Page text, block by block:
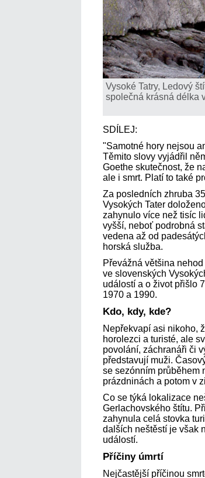
Vysoké Tatry, Ledový
společná krásná délka
SDÍLEJ:
"Samotné hory nejsou
Těmito slovy vyjádřil
Goethe skutečnost, že
ale i smrt. Platí to také
Za posledních zhruba
Vysokých Tater
zahynulo více než tisíc
vyšší, neboť podrobná
vedena až od
horská služba.
Převážná většina
ve slovenských
událostí a o život přišlo
1970 a 1990.
Kdo, kdy, kde?
Nepřekvapí asi nikoho,
horolezci a turisté, ale
povolání, záchranáři či
představují muži.
se sezónním průběhem
prázdninách a potom v
Co se týká lokalizace
Gerlachovského štítu.
zahynula celá stovka
dalších neštěstí je však
událostí.
Příčiny úmrtí
Nejčastější příčinou